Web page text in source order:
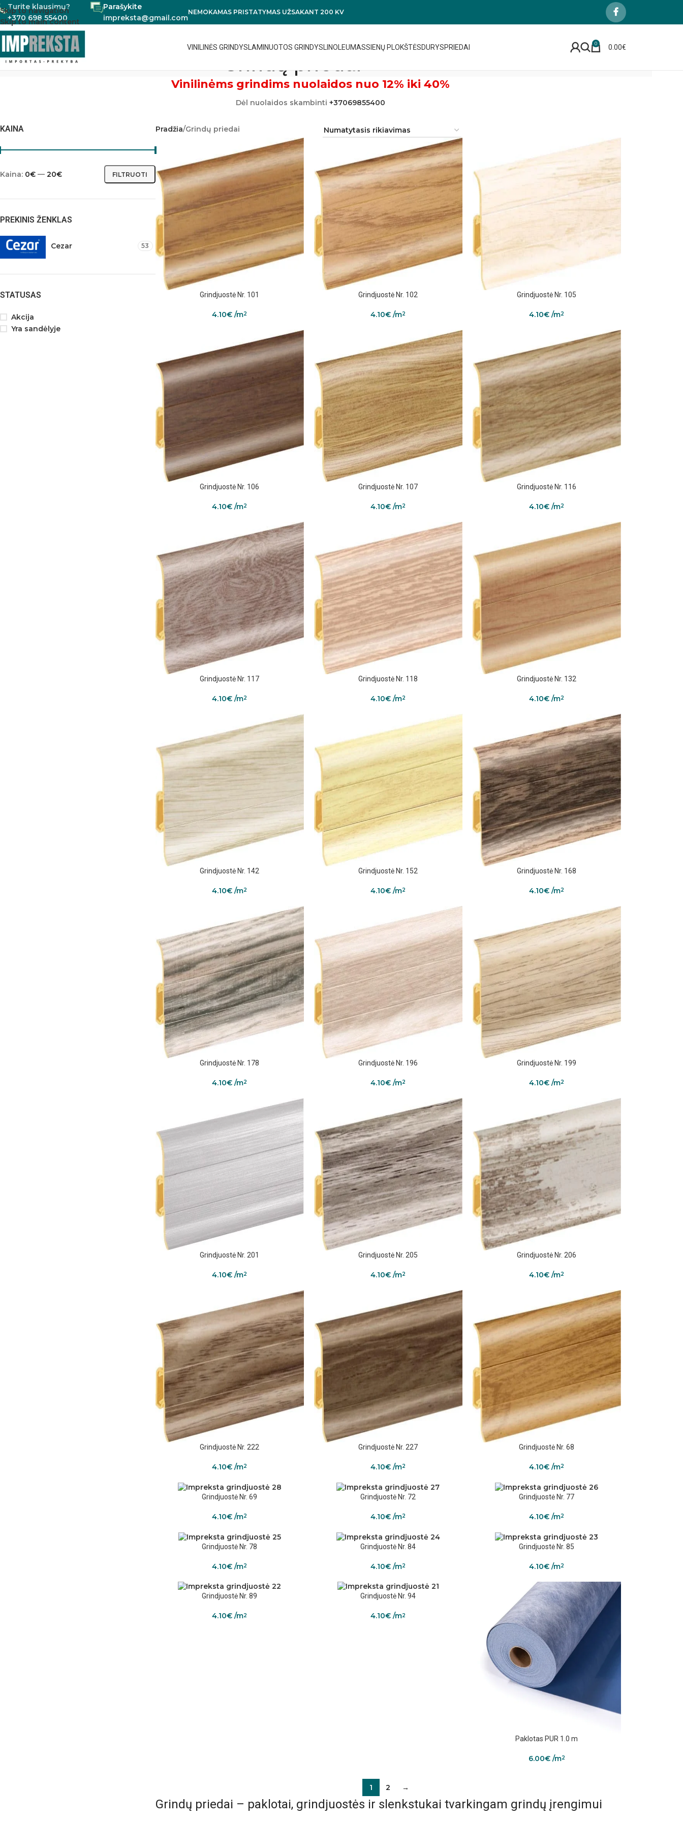
Skip to navigation
Skip to main content
Turite klausimų?
+370 698 55400
Parašykite
impreksta@gmail.com
NEMOKAMAS PRISTATYMAS UŽSAKANT 200 KV
VINILINĖS GRINDYS LAMINUOTOS GRINDYS LINOLEUMASSIENŲ PLOKŠTĖSDURYSPRIEDAI 0 0.00€
Grindų priedai
Vinilinėms grindims nuolaidos nuo 12% iki 40%
Dėl nuolaidos skambinti +37069855400
KAINA
FILTRUOTI
Kaina: 0€ — 20€
PREKINIS ŽENKLAS
Cezar 53
STATUSAS
Akcija
Yra sandėlyje
Pradžia Grindų priedai
Grindjuostė Nr. 101
4.10€ /m2
Grindjuostė Nr. 102
4.10€ /m2
Grindjuostė Nr. 105
4.10€ /m2
Grindjuostė Nr. 106
4.10€ /m2
Grindjuostė Nr. 107
4.10€ /m2
Grindjuostė Nr. 116
4.10€ /m2
Grindjuostė Nr. 117
4.10€ /m2
Grindjuostė Nr. 118
4.10€ /m2
Grindjuostė Nr. 132
4.10€ /m2
Grindjuostė Nr. 142
4.10€ /m2
Grindjuostė Nr. 152
4.10€ /m2
Grindjuostė Nr. 168
4.10€ /m2
Grindjuostė Nr. 178
4.10€ /m2
Grindjuostė Nr. 196
4.10€ /m2
Grindjuostė Nr. 199
4.10€ /m2
Grindjuostė Nr. 201
4.10€ /m2
Grindjuostė Nr. 205
4.10€ /m2
Grindjuostė Nr. 206
4.10€ /m2
Grindjuostė Nr. 222
4.10€ /m2
Grindjuostė Nr. 227
4.10€ /m2
Grindjuostė Nr. 68
4.10€ /m2
Grindjuostė Nr. 69
4.10€ /m2
Grindjuostė Nr. 72
4.10€ /m2
Grindjuostė Nr. 77
4.10€ /m2
Grindjuostė Nr. 78
4.10€ /m2
Grindjuostė Nr. 84
4.10€ /m2
Grindjuostė Nr. 85
4.10€ /m2
Grindjuostė Nr. 89
4.10€ /m2
Grindjuostė Nr. 94
4.10€ /m2
Paklotas PUR 1.0 m
6.00€/m2
1 2 →
Grindų priedai – paklotai, grindjuostės ir slenkstukai tvarkingam grindų įrengimui